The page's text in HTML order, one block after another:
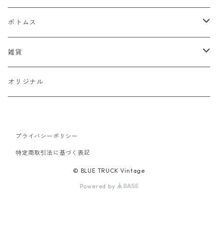
デニムジャケット
スタジャン
ベスト
Tシャツ
半袖Tシャツ
七分・長袖Tシャツ
シャツ
半袖シャツ
スウェット
パーカー
セーター
ボトムス
デニム
チノパン
コーデュロイ
雑貨
キャップ
ベルト
オリジナル
プライバシーポリシー
特定商取引法に基づく表記
© BLUE TRUCK Vintage
Powered by